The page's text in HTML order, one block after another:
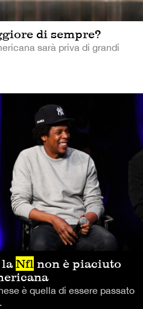
di sempre?
sarà priva di grandi
laNfl non è piaciuto
è quella di essere passato